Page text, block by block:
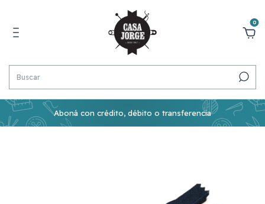
0
Aboná con crédito, débito o transferencia